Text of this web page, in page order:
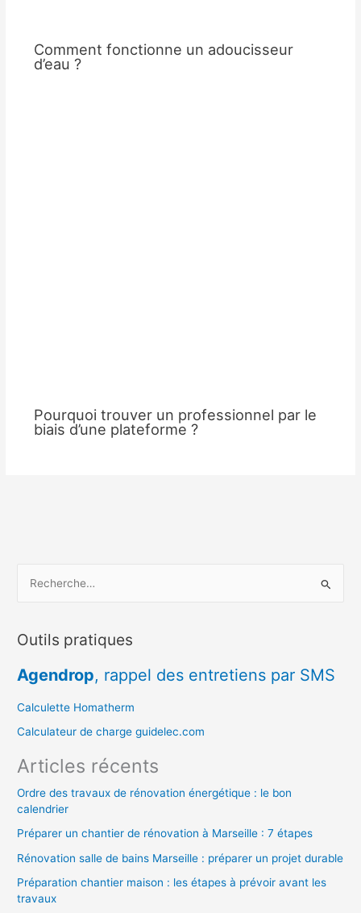
Comment fonctionne un adoucisseur
d’eau ?
Pourquoi trouver un professionnel par le
biais d’une plateforme ?
h
r
c
h
r
:
Outils pratiques
Agendrop, rappel des entretiens par SMS
Calculette Homatherm
Calculateur de charge guidelec.com
Articles récents
Ordre des travaux de rénovation énergétique : le bon
calendrier
Préparer un chantier de rénovation à Marseille : 7 étapes
Rénovation salle de bains Marseille : préparer un projet durable
Préparation chantier maison : les étapes à prévoir avant les
travaux